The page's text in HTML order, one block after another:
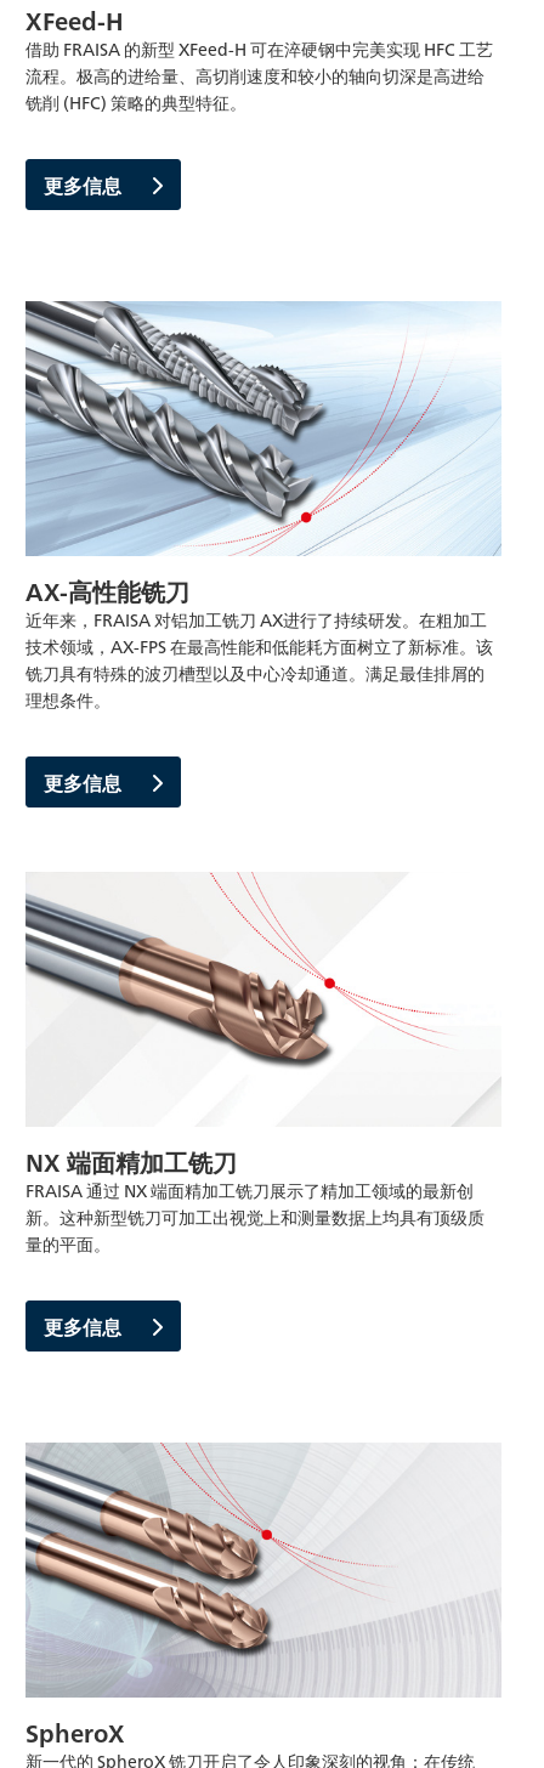
XFeed-H
借助 FRAISA 的新型 XFeed-H 可在淬硬钢中完美实现 HFC 工艺
流程。极高的进给量、高切削速度和较小的轴向切深是高进给
铣削 (HFC) 策略的典型特征。
更多信息
AX-高性能铣刀
近年来，FRAISA 对铝加工铣刀 AX进行了持续研发。在粗加工
技术领域，AX-FPS 在最高性能和低能耗方面树立了新标准。该
铣刀具有特殊的波刃槽型以及中心冷却通道。满足最佳排屑的
理想条件。
更多信息
NX 端面精加工铣刀
FRAISA 通过 NX 端面精加工铣刀展示了精加工领域的最新创
新。这种新型铣刀可加工出视觉上和测量数据上均具有顶级质
量的平面。
更多信息
SpheroX
新一代的 SpheroX 铣刀开启了令人印象深刻的视角：在传统